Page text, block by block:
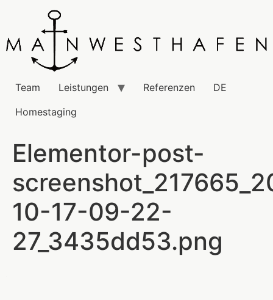
Team Leistungen Referenzen
DE
Homestaging
Elementor-post-
10-17-09-22-
27_3435dd53.png